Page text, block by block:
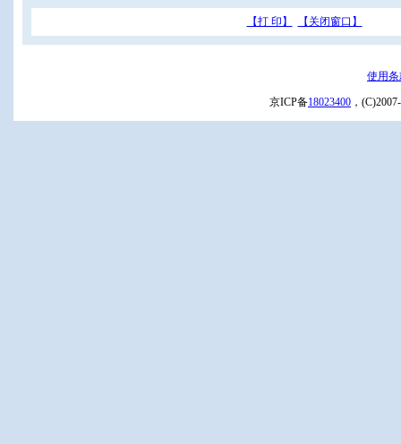
【打 印】 【关闭窗口】
使用
京ICP备18023400 ，